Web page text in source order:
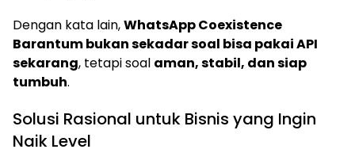
Dengan kata lain,WhatsApp Coexistence
Barantum bukan sekadar soal bisa pakai API
sekarang, tetapi soal aman, stabil, dan siap
tumbuh.
Solusi Rasional untuk Bisnis yang Ingin
Naik Level